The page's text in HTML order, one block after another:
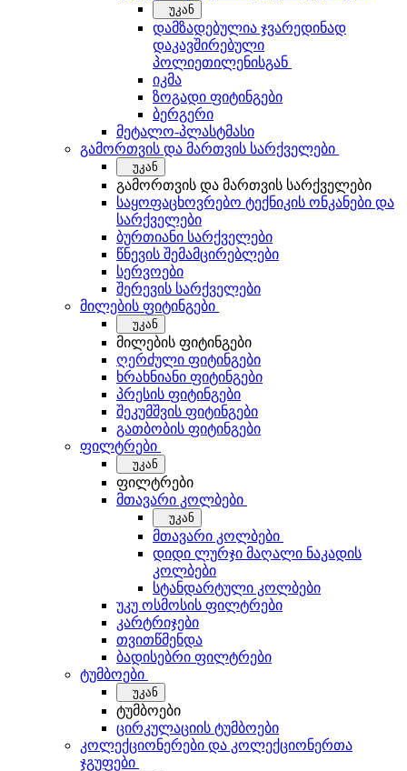
უკან
დამზადებულია ჯვარედინად
დაკავშირებული
პოლიეთილენისგან
იკმა
ზოგადი ფიტინგები
ბერგერი
მეტალო-პლასტმასი
გამორთვის და მართვის სარქველები
უკან
გამორთვის და მართვის სარქველები
საყოფაცხოვრებო ტექნიკის ონკანები და
სარქველები
ბურთიანი სარქველები
წნევის შემამცირებლები
სერვოები
შერევის სარქველები
მილების ფიტინგები
უკან
მილების ფიტინგები
ღერძული ფიტინგები
ხრახნიანი ფიტინგები
პრესის ფიტინგები
შეკუმშვის ფიტინგები
გათბობის ფიტინგები
ფილტრები
უკან
ფილტრები
მთავარი კოლბები
უკან
მთავარი კოლბები
დიდი ლურჯი მაღალი ნაკადის
კოლბები
სტანდარტული კოლბები
უკუ ოსმოსის ფილტრები
კარტრიჯები
თვითწმენდა
ბადისებრი ფილტრები
ტუმბოები
უკან
ტუმბოები
ცირკულაციის ტუმბოები
კოლექციონერები და კოლექციონერთა
ჯგუფები